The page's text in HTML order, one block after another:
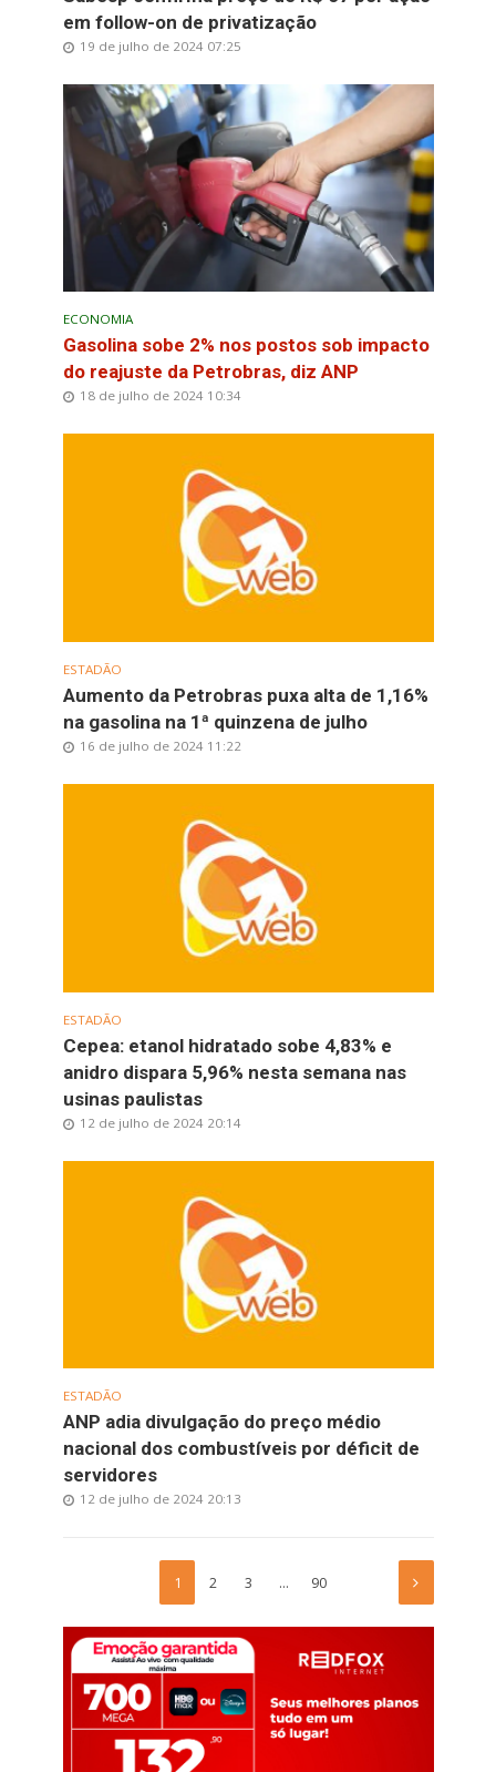
em follow-on de privatização
19 de julho de 2024 07:25
ECONOMIA
Gasolina sobe 2% nos postos sob impacto
do reajuste da Petrobras, diz ANP
18 de julho de 2024 10:34
ESTADÃO
Aumento da Petrobras puxa alta de 1,16%
na gasolina na 1ª quinzena de julho
16 de julho de 2024 11:22
ESTADÃO
Cepea: etanol hidratado sobe 4,83% e
anidro dispara 5,96% nesta semana nas
usinas paulistas
12 de julho de 2024 20:14
ESTADÃO
ANP adia divulgação do preço médio
nacional dos combustíveis por déficit de
servidores
12 de julho de 2024 20:13
1 2 3 … 90